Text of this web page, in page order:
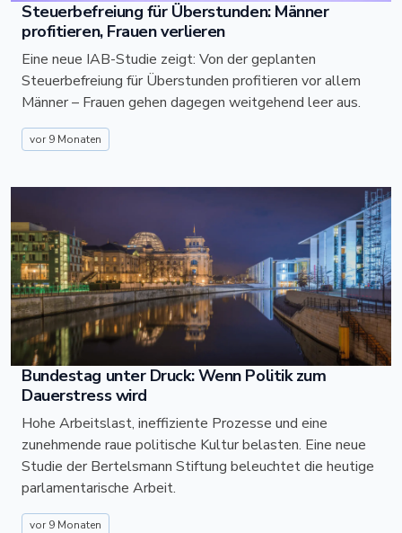
Steuerbefreiung für Überstunden: Männer
profitieren, Frauen verlieren
Eine neue IAB-Studie zeigt: Von der geplanten
Steuerbefreiung für Überstunden profitieren vor allem
Männer – Frauen gehen dagegen weitgehend leer aus.
vor 9 Monaten
Bundestag unter Druck: Wenn Politik zum
Dauerstress wird
Hohe Arbeitslast, ineffiziente Prozesse und eine
zunehmende raue politische Kultur belasten. Eine neue
Studie der Bertelsmann Stiftung beleuchtet die heutige
parlamentarische Arbeit.
vor 9 Monaten